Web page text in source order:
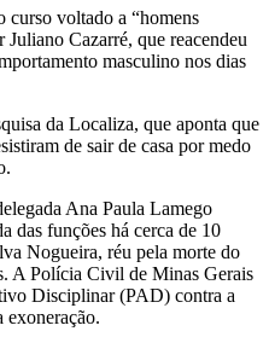
curso voltado a “homens
Cazarré, que reacendeu
masculino nos dias
da Localiza, que aponta que
de sair de casa por medo
Ana Paula Lamego
das funções há cerca de 10
Nogueira, réu pela morte do
A Polícia Civil de Minas Gerais
Disciplinar (PAD) contra a
exoneração.